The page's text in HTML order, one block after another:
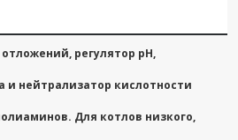
регулятор рН,
и нейтрализатор кислотности
Для котлов низкого,